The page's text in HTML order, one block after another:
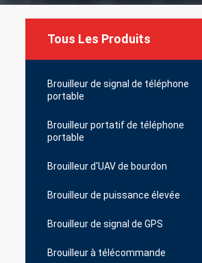
Tous Les Produits
Brouilleur de signal de téléphone
portable
Brouilleur portatif de téléphone
portable
Brouilleur d'UAV de bourdon
Brouilleur de puissance élevée
Brouilleur de signal de GPS
Brouilleur à télécommande